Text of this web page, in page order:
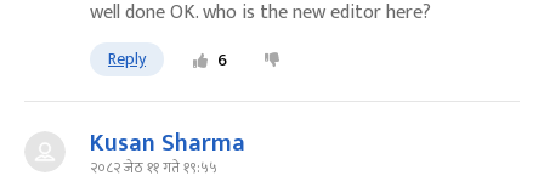
well done OK. who is the new editor here?
Reply 6
Kusan Sharma
२०८२ जेठ ११ गते १९:५५